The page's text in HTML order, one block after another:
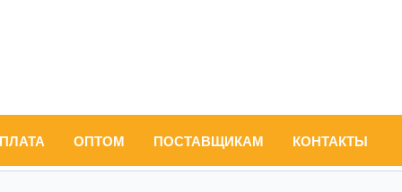
ОПТОМ ПОСТАВЩИКАМ КОНТАКТЫ